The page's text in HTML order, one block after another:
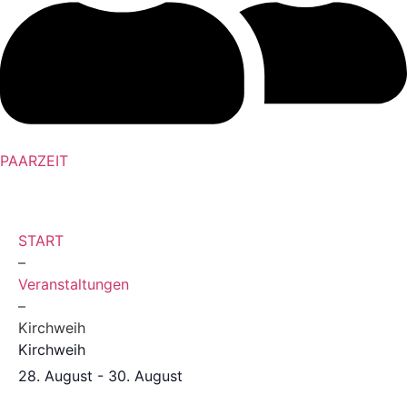
PAARZEIT
START
–
Veranstaltungen
–
Kirchweih
Kirchweih
28. August - 30. August